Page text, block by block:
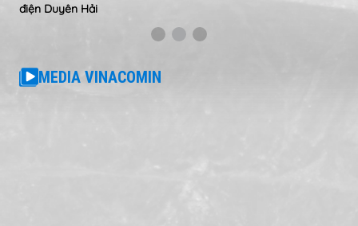
điện Duyên Hải
MEDIA VINACOMIN